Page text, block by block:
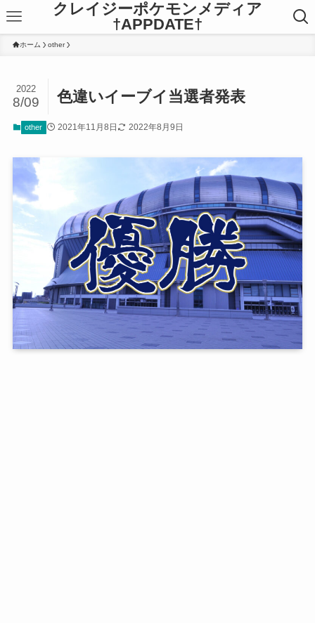
クレイジーポケモンメディア
†APPDATE†
ホーム other
色違いイーブイ当選者発表
2022
8/09
other 2021年11月8日 2022年8月9日